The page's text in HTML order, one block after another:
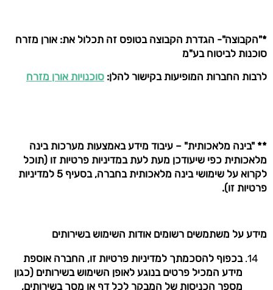
*"הקבוצה"- הגדרת הקבוצה בטופס זה תכלול את: אורן מזרח
סוכנות לביטוח בע"מ
לרבות החברות המופיעות בקישור להלן: סוכנויות אורן מזרח
** "בינה מלאכותית" – עיבוד מידע באמצעות מערכות בינה
מלאכותית כפי שיעודכן מעת לעת במדיניות פרטיות זו (תוכל
לקרוא על שימושי בינה מלאכותית בחברה, בסעיף 5 למדיניות
פרטיות זו).
מידע על משתמשים רשומים אודות השימוש בשירותים
בכפוף להסכמתך למדיניות פרטיות זו, החברה אוספת
מידע המכיל פרטים בנוגע לאופן השימוש בשירותים (כגון
מספר הכניסות של המבקר לכל דף או מסך בשירותים,